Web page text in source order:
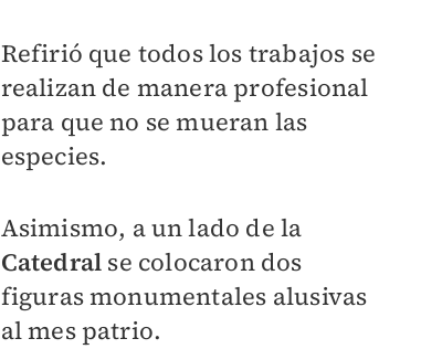
Refirió que todos los trabajos se
realizan de manera profesional
para que no se mueran las
especies.
Asimismo, a un lado de la
Catedral se colocaron dos
figuras monumentales alusivas
al mes patrio.